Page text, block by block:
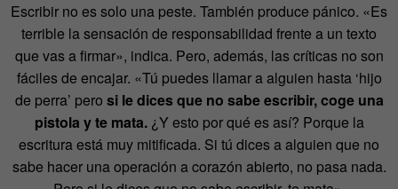
Escribir no es solo una peste. También produce pánico. «Es
terrible la sensación de responsabilidad frente a un texto
que vas a firmar», indica. Pero, además, las críticas no son
fáciles de encajar. «Tú puedes llamar a alguien hasta ‘hijo
de perra’ pero si le dices que no sabe escribir, coge una
pistola y te mata.¿Y esto por qué es así? Porque la
escritura está muy mitificada. Si tú dices a alguien que no
sabe hacer una operación a corazón abierto, no pasa nada.